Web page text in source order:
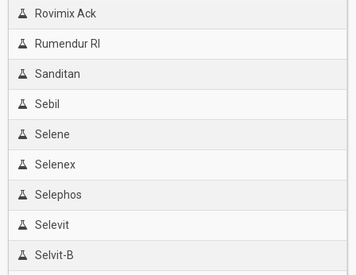
Rovimix Ack
Rumendur Rl
Sanditan
Sebil
Selene
Selenex
Selephos
Selevit
Selvit-B